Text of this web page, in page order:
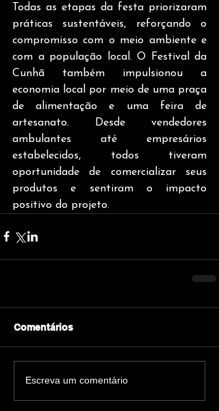
Todas as etapas da festa priorizaram
práticas sustentáveis, reforçando o
compromisso com o meio ambiente e
com a população local. O Festival da
Cunhã também impulsionou a
economia local por meio de uma praça
de alimentação e uma feira de
artesanato. Desde vendedores
ambulantes até empresários
estabelecidos, todos tiveram
oportunidade de comercializar seus
produtos e sentiram o impacto
positivo do projeto.
Comentários
Escreva um comentário